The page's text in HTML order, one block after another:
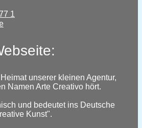
1
unserer kleinen Agentur,
Namen Arte Creativo hört.
und bedeutet ins Deutsche
Kunst".